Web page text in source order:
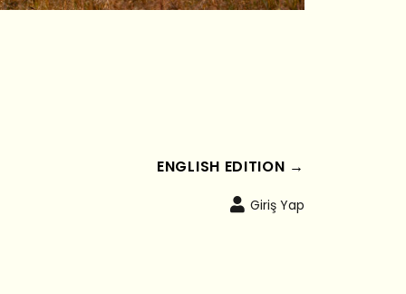
ENGLISH EDITION →
Giriş Yap